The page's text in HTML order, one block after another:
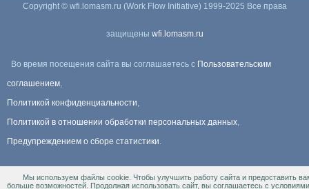
Copyright © wfi.lomasm.ru (Work Flow Initiative) 1999-2025 Все права
защищены wfi.lomasm.ru
Во время посещения сайта вы соглашаетесь с Пользовательским
соглашением,
Политикой конфиденциальности,
Политикой в отношении обработки персональных данных,
Предупреждением о сборе статистики.
Информация Для правообладателей.
Мы используем файлы cookie. Чтобы улучшить работу сайта и предоставить
больше возможностей. Продолжая использовать сайт, вы соглашаетесь с условиями